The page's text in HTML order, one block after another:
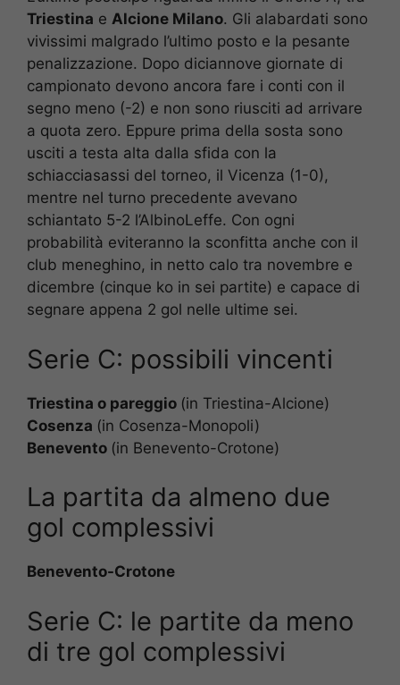
Triestina e Alcione Milano. Gli alabardati sono
vivissimi malgrado l’ultimo posto e la pesante
penalizzazione. Dopo diciannove giornate di
campionato devono ancora fare i conti con il
segno meno (-2) e non sono riusciti ad arrivare
a quota zero. Eppure prima della sosta sono
usciti a testa alta dalla sfida con la
schiacciasassi del torneo, il Vicenza (1-0),
mentre nel turno precedente avevano
schiantato 5-2 l’AlbinoLeffe. Con ogni
probabilità eviteranno la sconfitta anche con il
club meneghino, in netto calo tra novembre e
dicembre (cinque ko in sei partite) e capace di
segnare appena 2 gol nelle ultime sei.
Serie C: possibili vincenti
Triestina o pareggio (in Triestina-Alcione)
Cosenza (in Cosenza-Monopoli)
Benevento (in Benevento-Crotone)
La partita da almeno due
gol complessivi
Benevento-Crotone
Serie C: le partite da meno
di tre gol complessivi